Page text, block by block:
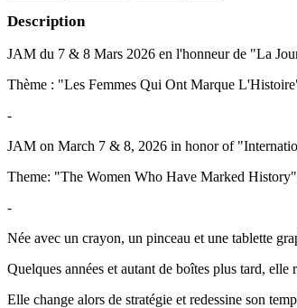
Description
JAM du 7 & 8 Mars 2026 en l'honneur de "La
Thème : "Les Femmes Qui Ont Marque
-
JAM on March 7 & 8, 2026 in honor of
Theme: "The Women Who Have Marked
-
Née avec un crayon, un pinceau et une tablette
Quelques années et autant de boîtes plus tard,
Elle change alors de stratégie et redessine son